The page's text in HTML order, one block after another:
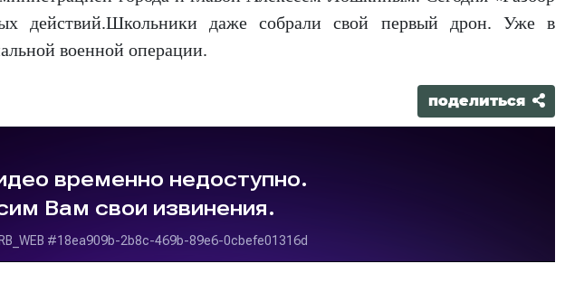
действий.Школьники даже собрали свой первый дрон. Уже в
военной операции.
поделиться